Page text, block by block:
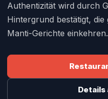
Authentizität wird durch
Hintergrund bestätigt,
Manti-Gerichte einkehren.
Details